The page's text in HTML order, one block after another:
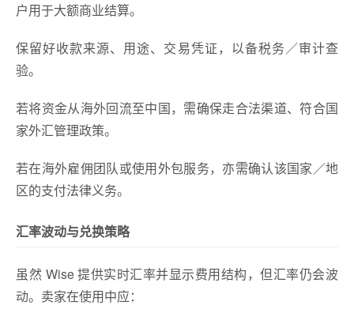
户用于大额商业结算。
保留好收款来源、用途、交易凭证，以备税务／审计查
验。
若将资金从海外回流至中国，需确保走合法渠道、符合国
家外汇管理政策。
若在海外雇佣团队或使用外包服务，亦需确认该国家／地
区的支付法律义务。
汇率波动与兑换策略
虽然 Wise 提供实时汇率并显示费用结构，但汇率仍会波
动。卖家在使用中应：